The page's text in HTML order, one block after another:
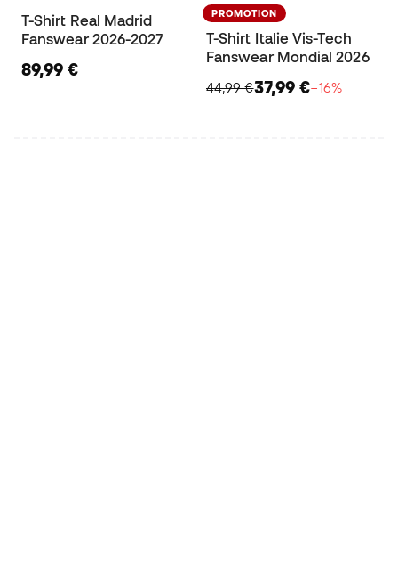
T-Shirt Real Madrid
Fanswear 2026-2027
89,99 €
PROMOTION
T-Shirt Italie Vis-Tech
Fanswear Mondial 2026
44,99 €37,99 €−16%